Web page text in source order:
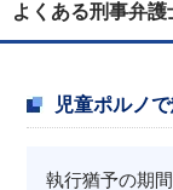
よくある刑事弁護
児童ポルノ
執行猶予の期